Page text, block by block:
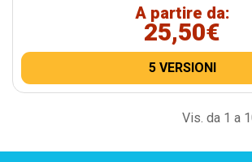
A partire da:
25,50€
5 VERSIONI
Vis. da 1 a